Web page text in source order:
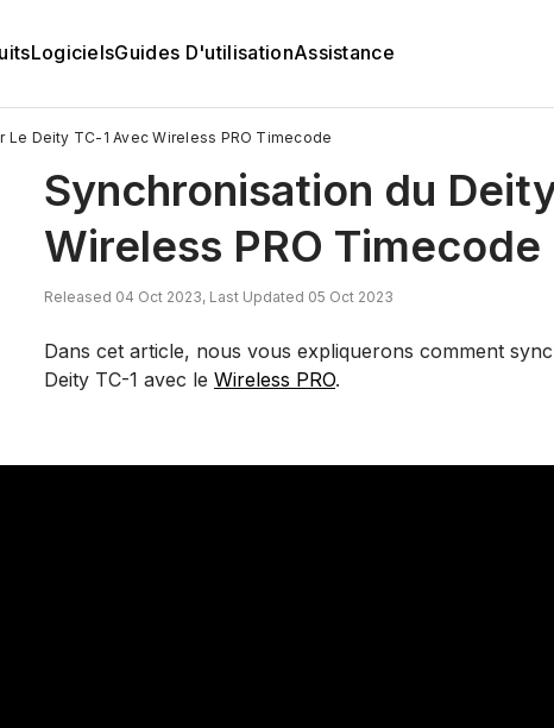
LogicielsGuides D'utilisationAssistance
Le Deity TC-1 Avec Wireless PRO Timecode
Synchronisation du
Wireless PRO Timecode
Released 04 Oct 2023, Last Updated 05 Oct 2023
Dans cet article, nous vous expliquerons comment
Deity TC-1 avec le Wireless PRO.